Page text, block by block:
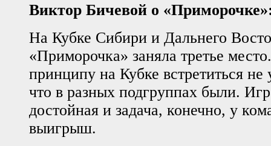
Виктор Бичевой о
На Кубке Сибири и Дальнего
«Приморочка» заняла третье
принципу на Кубке встретиться не
что в разных подгруппах были.
достойная и задача, конечно, у
выигрыш.